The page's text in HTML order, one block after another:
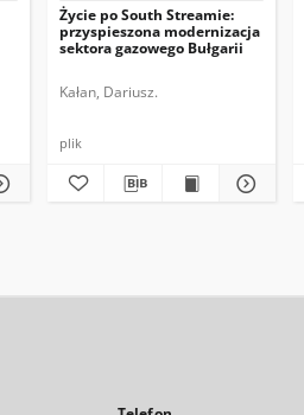
Życie po South Streamie:
przyspieszona modernizacja
sektora gazowego Bułgarii
Kałan, Dariusz.
plik